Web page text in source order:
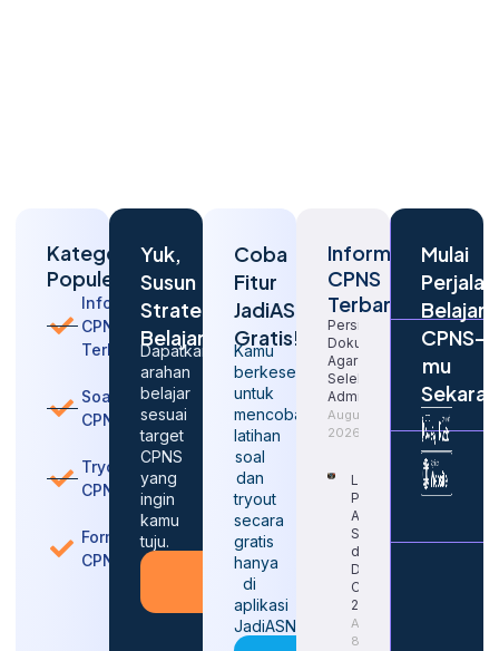
Kategori
Populer
Informasi
CPNS
Terbaru
Soal
CPNS
Tryout
CPNS
Formasi
CPNS
Yuk,
Susun
Strategi
Belajarmu
Dapatkan
arahan
belajar
sesuai
target
CPNS
yang
ingin
kamu
tuju.
Konsultasi
Gratis
Coba
Fitur
JadiASN
Gratis!
Kamu
berkesempatan
untuk
mencoba
latihan
soal
dan
tryout
secara
gratis
hanya
di
aplikasi
JadiASN
Informasi
CPNS
Terbaru
Persiapan
Dokumen
Agar Lolos
Seleksi
Administrasi
August 10,
2026
Langkah
Penting
Agar
Sukses
dalam
Daftar
CPNS
2026
August
8, 2026
Mulai
Belajar
CPNS-
mu